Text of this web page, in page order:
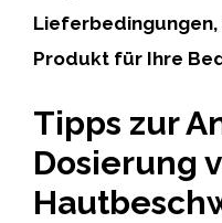
Produkt für Ihre
Tipps zur
Dosierung